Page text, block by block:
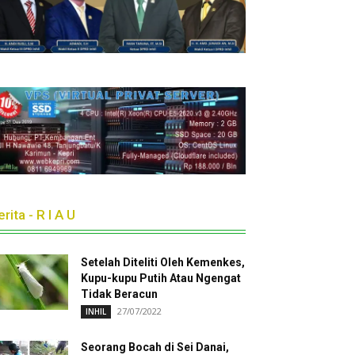
- R I A U
Setelah Diteliti Oleh Kemenkes,
Kupu-kupu Putih Atau Ngengat
Tidak Beracun
INHIL 27/07/2022
Seorang Bocah di Sei Danai,